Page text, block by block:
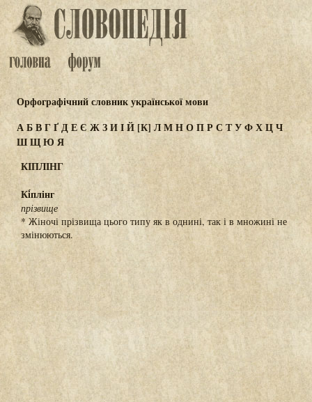
Орфографічний словник української мови
АБВГҐДЕЄ ЖЗИІЙ [К] ЛМНОПР СТУФХЦЧ
ШЩЮЯ
КІПЛІНГ
Кі́плінг
прізвище
* Жіночі прізвища цього типу як в однині, так і в множині не
змінюються.